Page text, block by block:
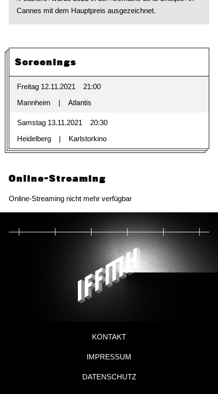
Cannes mit dem Hauptpreis ausgezeichnet.
Screenings
Freitag 12.11.2021
21:00
Mannheim
Atlantis
Samstag 13.11.2021
20:30
Heidelberg
Karlstorkino
Online-Streaming
Online-Streaming nicht mehr verfügbar
KONTAKT
IMPRESSUM
DATENSCHUTZ